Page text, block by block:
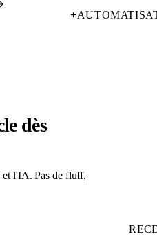
+
dès
et l'IA. Pas de fluff,